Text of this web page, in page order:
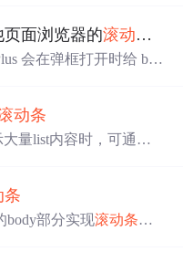
面浏览器的滚动条
会在弹框打开时给 bod
以恢复滚动样式，也可
动条
量list内容时，可通过
条
body部分实现滚动条的